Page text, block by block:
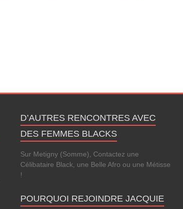
D’AUTRES RENCONTRES AVEC
DES FEMMES BLACKS
Sur Metigny (Somme), Contactez une
Célibataire Black, une Belle Afro ou une Métisse
!
POURQUOI REJOINDRE JACQUIE